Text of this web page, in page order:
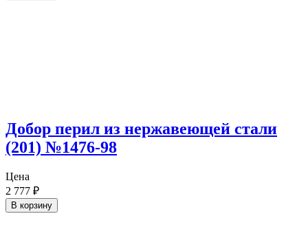
Добор перил из нержавеющей стали
(201) №1476-98
Цена
2 777 ₽
В корзину